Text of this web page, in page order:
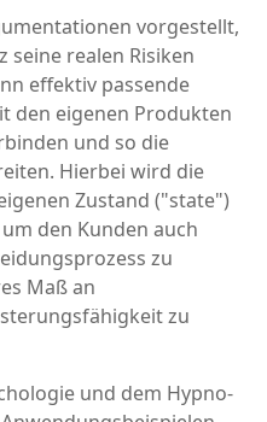
vorgestellt,
seine realen Risiken
effektiv passende
den eigenen Produkten
und so die
Hierbei wird die
Zustand ("state")
den Kunden auch
zu
Maß an
zu
und dem Hypno-